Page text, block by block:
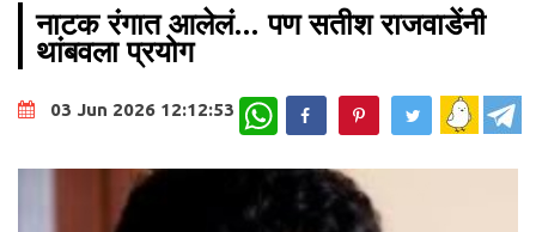
नाटक रंगात आलेलं… पण सतीश राजवाडेंनी
थांबवला प्रयोग
03 Jun 2026 12:12:53 WhatsApp